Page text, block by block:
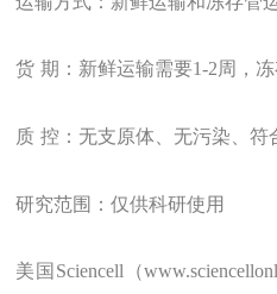
货 期：新鲜运输需要1-2周，
质 控：无支原体、无污染、符
研究范围：仅供科研使用
美国Sciencell（www.